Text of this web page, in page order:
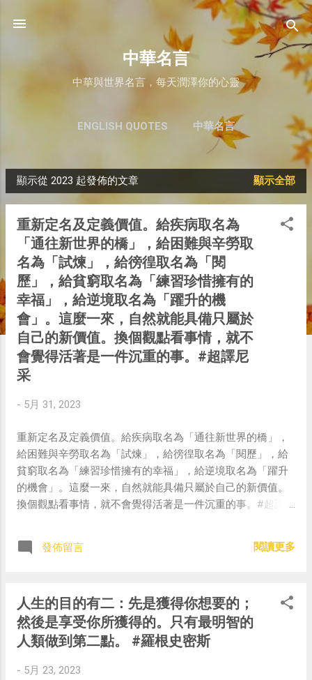
中華名言
中華與世界名言，每天潤澤你的心靈
ENGLISH QUOTES 中華名言
文
章
顯示從 2023 起發佈的文章 顯示全部
重新定名及定義價值。給疾病取名為
「通往新世界的橋」，給困難與辛勞取
名為「試煉」，給徬徨取名為「閱
歷」，給貧窮取名為「練習珍惜擁有的
幸福」，給逆境取名為「躍升的機
會」。這麼一來，自然就能具備只屬於
自己的新價值。換個觀點看事情，就不
會覺得活著是一件沉重的事。#超譯尼
采
- 5月 31, 2023
重新定名及定義價值。給疾病取名為「通往新世界的橋」，
給困難與辛勞取名為「試煉」，給徬徨取名為「閱歷」，給
貧窮取名為「練習珍惜擁有的幸福」，給逆境取名為「躍升
的機會」。這麼一來，自然就能具備只屬於自己的新價值。
換個觀點看事情，就不會覺得活著是一件沉重的事。#超譯尼
發佈留言 閱讀更多
人生的目的有二：先是獲得你想要的；
然後是享受你所獲得的。只有最明智的
人類做到第二點。 #羅根史密斯
- 5月 23, 2023